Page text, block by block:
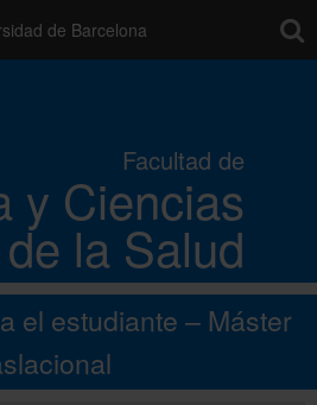
de Barcelona
Facultad de
y Ciencias
de la Salud
Los campus
Docencia
Investigación
el estudiante – Máster